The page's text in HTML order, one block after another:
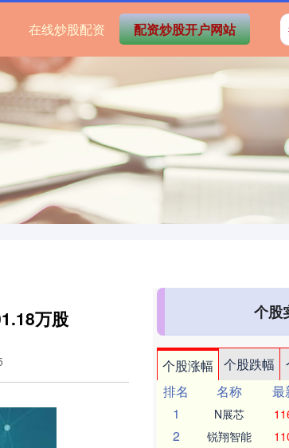
在线炒股配资 配资炒股开户网站
万股 个股
个股涨幅 个股跌幅
排名
名称 最
1
N展芯
2 锐翔智能